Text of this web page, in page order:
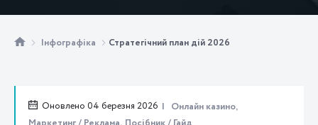
Інфографіка Стратегічний план дій 2026
Оновлено 04 березня 2026
Онлайн казино,